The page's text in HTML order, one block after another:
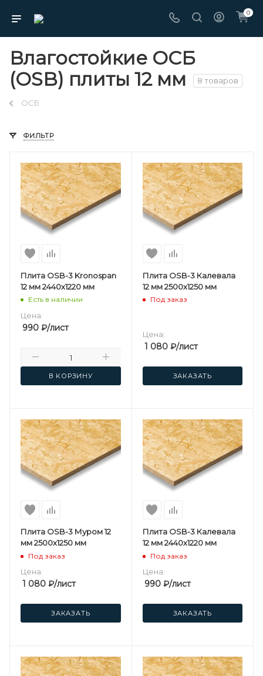
0
Влагостойкие ОСБ
(OSB) плиты 12 мм
8 товаров
ОСБ
ФИЛЬТР
Плита OSB-3 Kronospan
12 мм 2440х1220 мм
Есть в наличии
Цена:
990 ₽/лист
В КОРЗИНУ
Плита OSB-3 Калевала
12 мм 2500х1250 мм
Под заказ
Цена:
1 080₽/лист
ЗАКАЗАТЬ
Плита OSB-3 Муром 12
мм 2500х1250 мм
Под заказ
Цена:
1 080 ₽/лист
ЗАКАЗАТЬ
Плита OSB-3 Калевала
12 мм 2440х1220 мм
Под заказ
Цена:
990₽/лист
ЗАКАЗАТЬ